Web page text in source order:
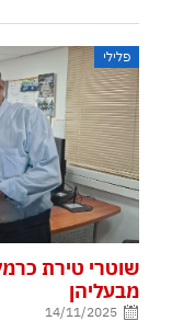
פלילי
שוטרי טירת
מבעליהן
14/11/2025